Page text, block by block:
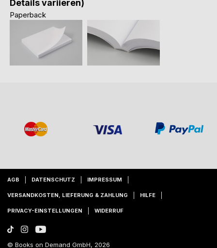
Details variieren)
Paperback
AGB DATENSCHUTZ IMPRESSUM
VERSANDKOSTEN, LIEFERUNG & ZAHLUNG HILFE
PRIVACY-EINSTELLUNGEN WIDERRUF
© Books on Demand GmbH, 2026